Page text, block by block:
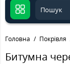
Головна Покрівля
Битумна